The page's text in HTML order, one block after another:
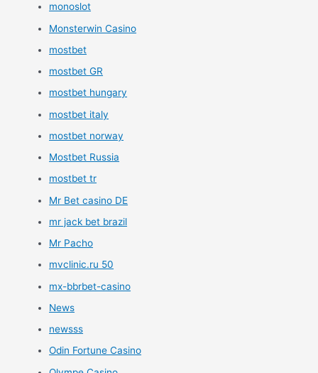
monoslot
Monsterwin Casino
mostbet
mostbet GR
mostbet hungary
mostbet italy
mostbet norway
Mostbet Russia
mostbet tr
Mr Bet casino DE
mr jack bet brazil
Mr Pacho
mvclinic.ru 50
mx-bbrbet-casino
News
newsss
Odin Fortune Casino